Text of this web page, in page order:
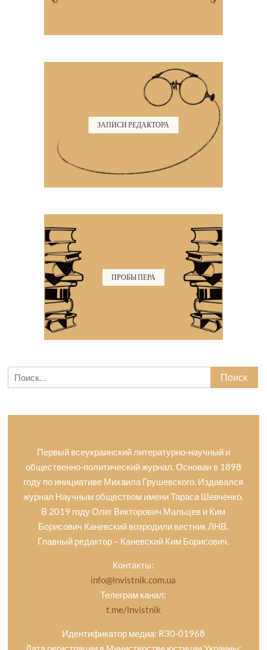
ЗАПИСИ РЕДАКТОРА
ПРОБЫ ПЕРА
Найти:
Первый всеукраинский литературно-научный и
общественно-политический журнал. Основан в 1898
году по инициативе Михаила Грушевского. Издавался
журнал Научным обществом имени Тараса Шевченко.
В 2019 году Олег Викторович Мальцев и Ким
Борисович Каневский возродили вестник ЛНВ.
Главный редактор – Каневский Ким Борисович.
Контакты:
info@lnvistnik.com.ua
Телеграм канал:
t.me/lnvistnik
Идентификатор медиа: R30-01968